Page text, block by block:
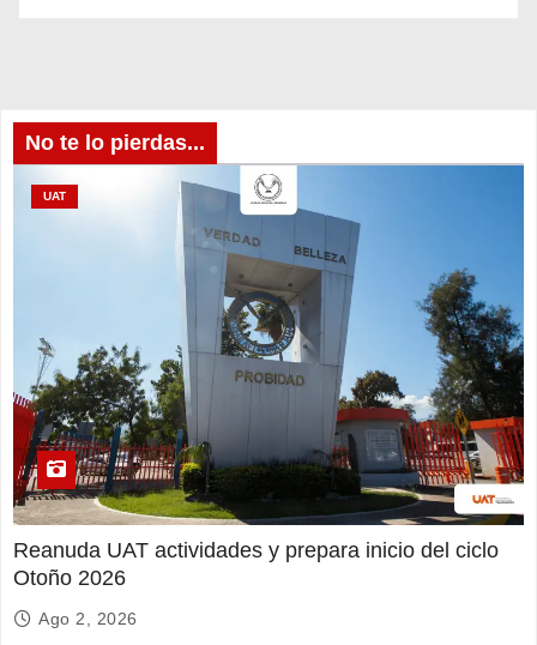
No te lo pierdas...
UAT
Reanuda UAT actividades y prepara inicio del ciclo
Otoño 2026
Ago 2, 2026